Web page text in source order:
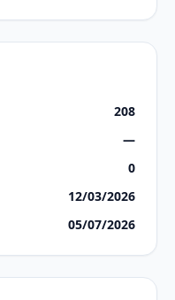
208
—
0
12/03/2026
05/07/2026